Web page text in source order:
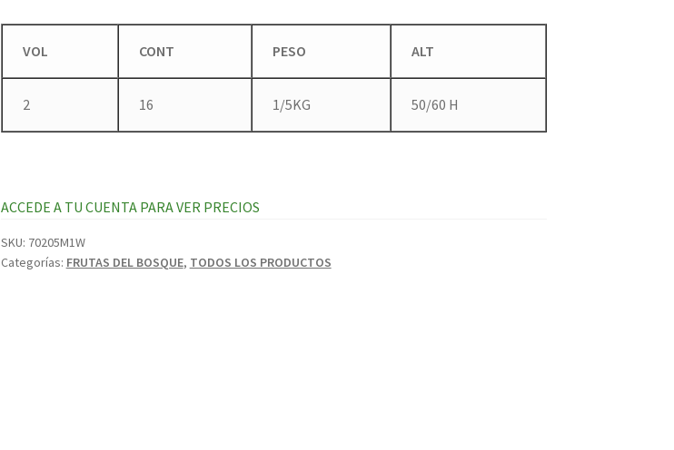
VOL CONT PESO ALT
2 16 1/5KG 50/60 H
ACCEDE A TU CUENTA PARA VER PRECIOS
SKU: 70205M1W
Categorías: FRUTAS DEL BOSQUE, TODOS LOS PRODUCTOS